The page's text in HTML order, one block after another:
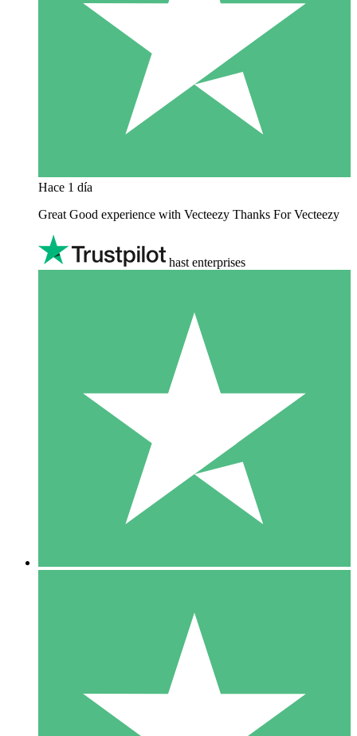
Hace 1 día
Great Good experience with Vecteezy Thanks For Vecteezy
hast enterprises